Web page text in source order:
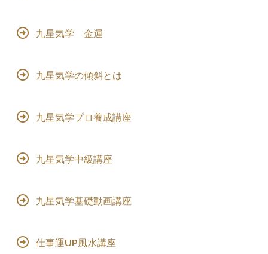
九星気学 金運
九星気学の傾斜とは
九星気学プロ養成講座
九星気学中級講座
九星気学基礎動画講座
仕事運UP風水講座